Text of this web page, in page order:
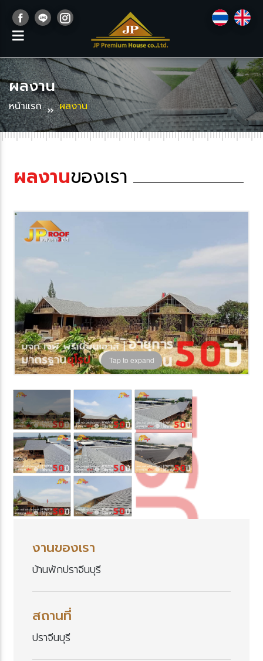
ผลงาน
หน้าแรก ผลงาน
ผลงานของเรา
Tap to expand
งานของเรา
บ้านพักปราจีนบุรี
สถานที่
ปราจีนบุรี